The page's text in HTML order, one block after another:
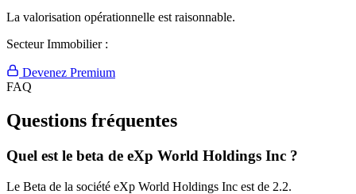
La valorisation opérationnelle est raisonnable.
Secteur Immobilier :
Devenez Premium
FAQ
Questions fréquentes
Quel est le beta de eXp World Holdings Inc ?
Le Beta de la société eXp World Holdings Inc est de 2.2.